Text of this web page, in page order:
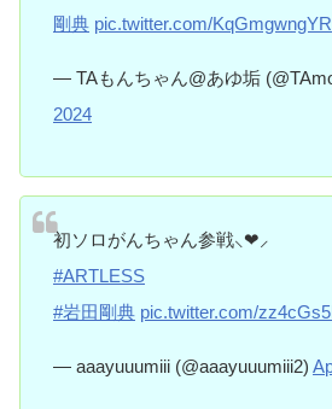
剛典 pic.twitter.com/KqGmgwngYR
— TAもんちゃん@あゆ垢
2024
初ソロがんちゃん参戦⸜❤︎⸝‍
#ARTLESS
#岩田剛典 pic.twitter.com/
— aaayuuumiii (@aaayuuumiii2)